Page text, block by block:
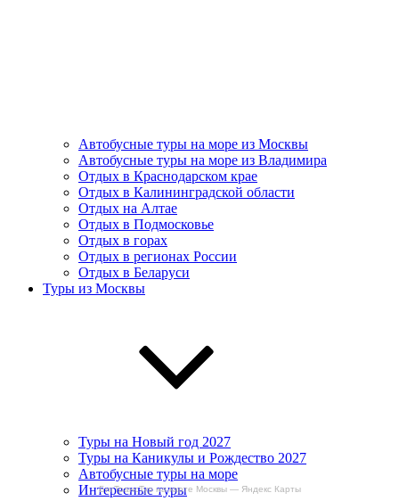
БигТрансТур на карте Москвы — Яндекс Карты
Автобусные туры на море из Москвы
Автобусные туры на море из Владимира
Отдых в Краснодарском крае
Отдых в Калининградской области
Отдых на Алтае
Отдых в Подмосковье
Отдых в горах
Отдых в регионах России
Отдых в Беларуси
Туры из Москвы
Туры на Новый год 2027
Туры на Каникулы и Рождество 2027
Автобусные туры на море
Интересные туры